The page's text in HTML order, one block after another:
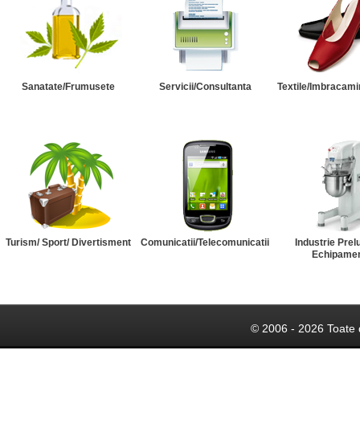
Sanatate/Frumusete Servicii/Consultanta Textile/
Turism/ Sport/ Divertisment Comunicatii/Telecomunicatii
Industrie
© 2006 - 2026